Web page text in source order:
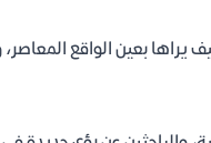
يراها بعين الواقع